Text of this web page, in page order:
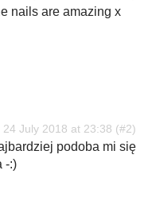
nails are amazing x
24 July 2018 at 23:38
podoba mi się
-:)